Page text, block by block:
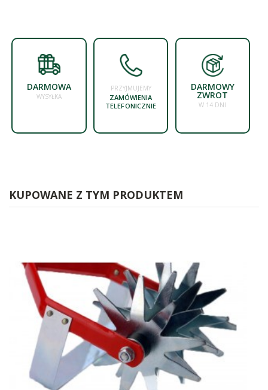
DARMOWA
WYSYŁKA
PRZYJMUJEMY
ZAMÓWIENIA
TELEFONICZNIE
DARMOWY
ZWROT
W 14 DNI
KUPOWANE Z TYM PRODUKTEM